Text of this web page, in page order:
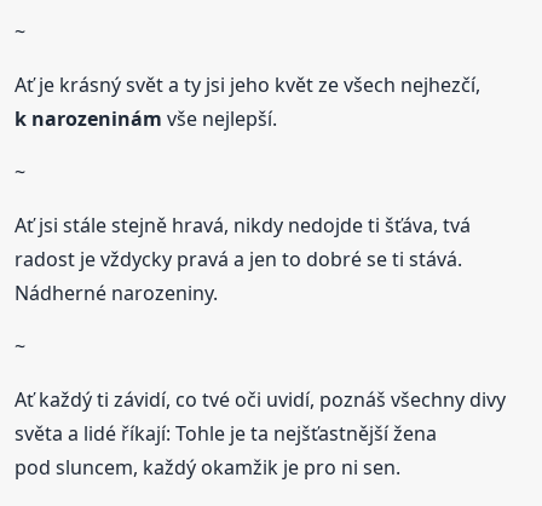
~
Ať je krásný svět a ty jsi jeho květ ze všech nejhezčí,
k narozeninám vše nejlepší.
~
Ať jsi stále stejně hravá, nikdy nedojde ti šťáva, tvá
radost je vždycky pravá a jen to dobré se ti stává.
Nádherné narozeniny.
~
Ať každý ti závidí, co tvé oči uvidí, poznáš všechny divy
světa a lidé říkají: Tohle je ta nejšťastnější žena
pod sluncem, každý okamžik je pro ni sen.